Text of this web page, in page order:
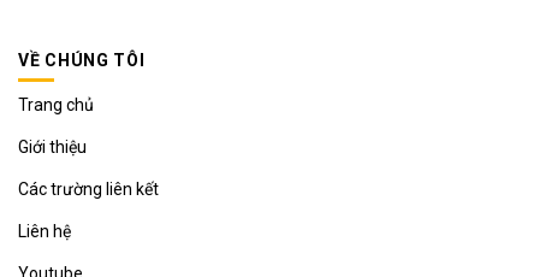
VỀ CHÚNG TÔI
Trang chủ
Giới thiệu
Các trường liên kết
Liên hệ